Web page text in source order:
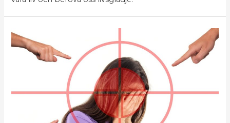
Din
inre
mobbare
bli